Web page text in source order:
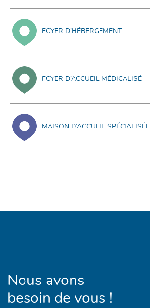
FOYER D’HÉBERGEMENT
FOYER D’ACCUEIL MÉDICALISÉ
MAISON D’ACCUEIL SPÉCIALISÉE
Nous avons
besoin de vous !